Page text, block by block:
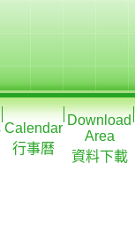
Calendar
行事曆
Download
Area
資料下載